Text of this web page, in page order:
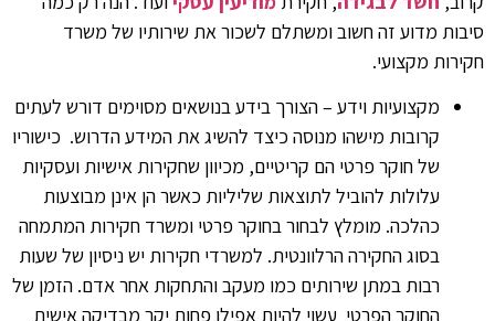
סיבות מדוע זה חשוב ומשתלם לשכור את שירותיו של משרד
חקירות מקצועי.
מקצועיות וידע – הצורך בידע בנושאים מסוימים דורש לעתים
קרובות מישהו מנוסה כיצד להשיג את המידע הדרוש. כישוריו
של חוקר פרטי הם קריטיים, מכיוון שחקירות אישיות ועסקיות
עלולות להוביל לתוצאות שליליות כאשר הן אינן מבוצעות
כהלכה. מומלץ לבחור בחוקר פרטי ומשרד חקירות המתמחה
בסוג החקירה הרלוונטית. למשרדי חקירות יש ניסיון של שעות
רבות במתן שירותים כמו מעקב והתחקות אחר אדם. הזמן של
החוקר הפרטי עשוי להיות אפילו פחות יקר מבדיקה אישית